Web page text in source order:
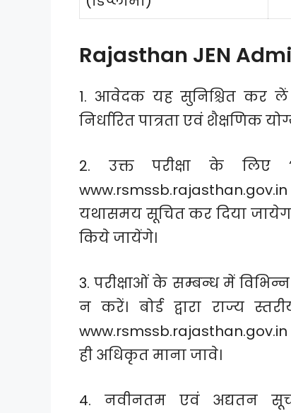
Rajasthan JEN
1. आवेदक यह सुनिश्चित कर लें
निर्धारित पात्रता एवं शैक्षणिक
2. उक्त परीक्षा के लिए
यथासमय सूचित कर दिया जायेगा।
किये जायेंगे।
3. परीक्षाओं के सम्बन्ध में
न करें। बोर्ड द्वारा राज्य
ही अधिकृत माना जावे।
4. नवीनतम एवं अद्यतन